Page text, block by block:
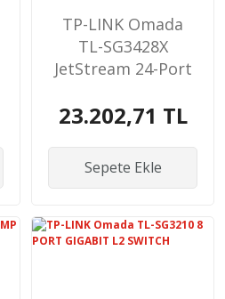
TP-LINK Omada
TL-SG3428X
JetStream 24-Port
23.202,71 TL
Sepete Ekle